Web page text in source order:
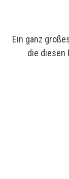
Ein ganz
die diesen